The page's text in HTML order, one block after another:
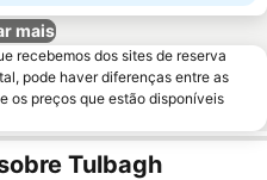
mais
recebemos dos sites de reserva
pode haver diferenças entre as
os preços que estão disponíveis
Tulbagh